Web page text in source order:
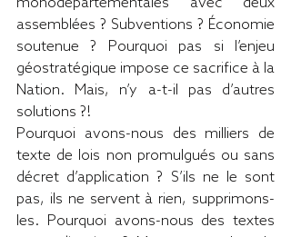
assemblées ? Subventions ? Économie
soutenue ? Pourquoi pas si l’enjeu
géostratégique impose ce sacrifice à la
Nation. Mais, n’y a-t-il pas d’autres
solutions ?!
Pourquoi avons-nous des milliers de
texte de lois non promulgués ou sans
décret d’application ? S’ils ne le sont
pas, ils ne servent à rien, supprimons-
les. Pourquoi avons-nous des textes